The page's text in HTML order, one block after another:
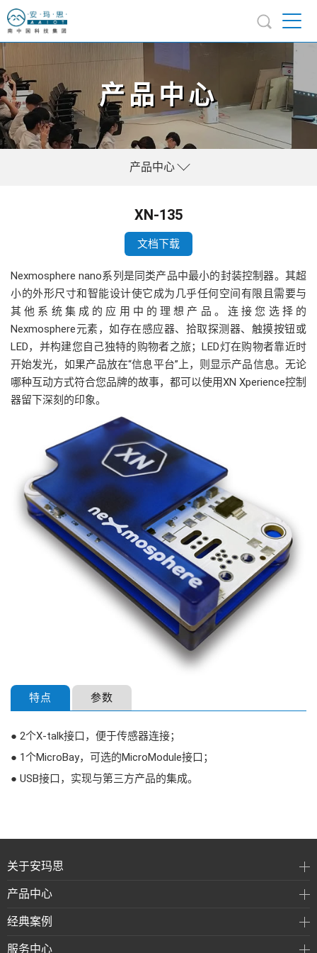
产品中心
产品中心
XN-135
文档下载
Nexmosphere nano系列是同类产品中最小的封装控制器。其超
小的外形尺寸和智能设计使它成为几乎任何空间有限且需要与
其他系统集成的应用中的理想产品。连接您选择的
Nexmosphere元素，如存在感应器、拾取探测器、触摸按钮或
LED，并构建您自己独特的购物者之旅；LED灯在购物者靠近时
开始发光，如果产品放在“信息平台”上，则显示产品信息。无论
哪种互动方式符合您品牌的故事，都可以使用XN Xperience控制
器留下深刻的印象。
特点 参数
● 2个X-talk接口，便于传感器连接；
● 1个MicroBay，可选的MicroModule接口；
● USB接口，实现与第三方产品的集成。
关于安玛思
产品中心
经典案例
服务中心